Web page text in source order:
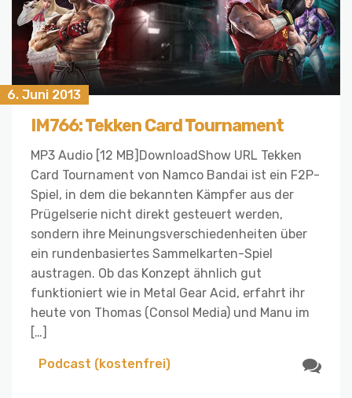
6. Juni 2013
IM766: Tekken Card Tournament
MP3 Audio [12 MB]DownloadShow URL Tekken
Card Tournament von Namco Bandai ist ein F2P-
Spiel, in dem die bekannten Kämpfer aus der
Prügelserie nicht direkt gesteuert werden,
sondern ihre Meinungsverschiedenheiten über
ein rundenbasiertes Sammelkarten-Spiel
austragen. Ob das Konzept ähnlich gut
funktioniert wie in Metal Gear Acid, erfahrt ihr
heute von Thomas (Consol Media) und Manu im
[…]
Podcast (kostenfrei)